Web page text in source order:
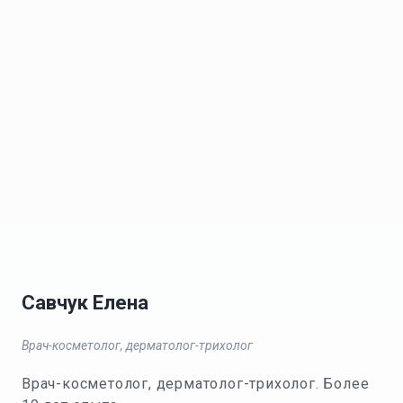
Савчук Елена
Врач-косметолог, дерматолог-трихолог
Врач-косметолог, дерматолог-трихолог. Более